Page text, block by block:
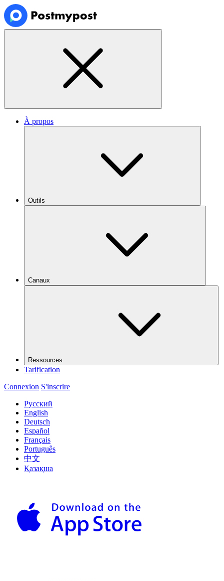
À propos
Outils
Canaux
Ressources
Tarification
Connexion S'inscrire
Русский
English
Deutsch
Español
Français
Português
中文
Қазақша